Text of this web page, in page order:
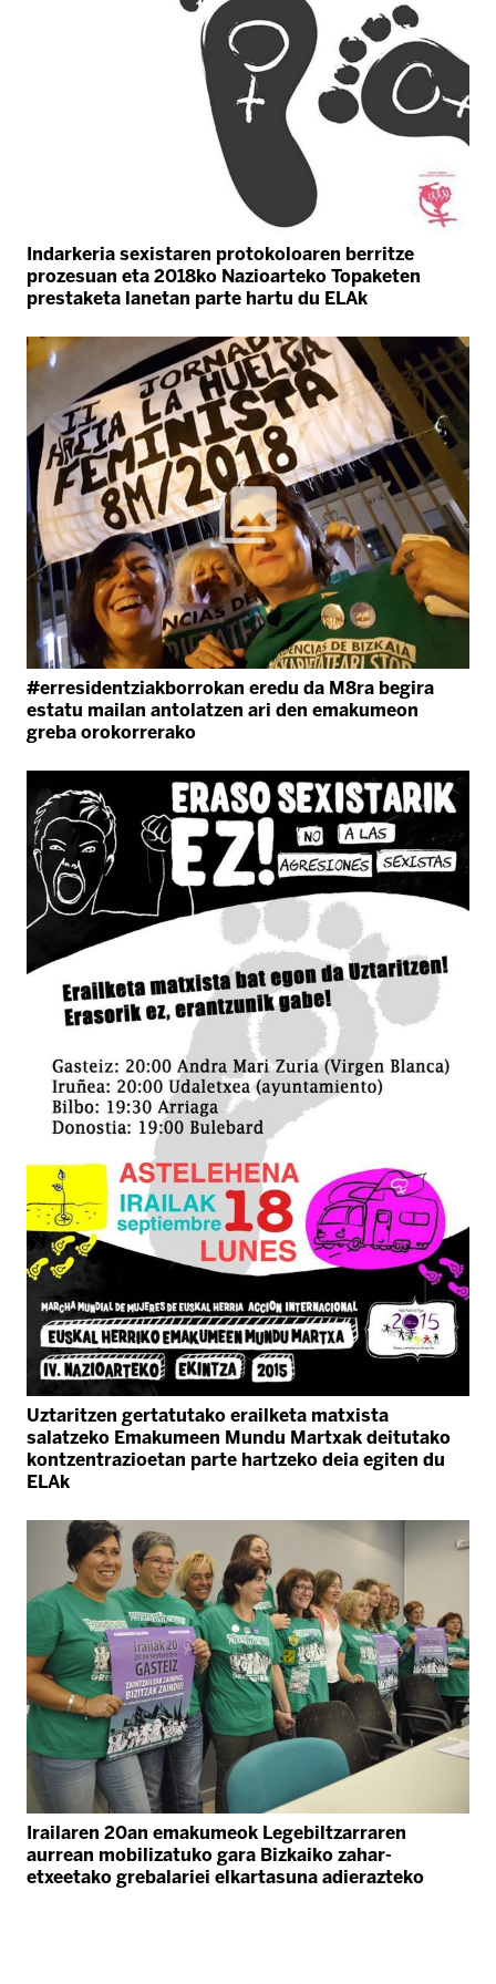
Indarkeria sexistaren protokoloaren berritze
prozesuan eta 2018ko Nazioarteko Topaketen
prestaketa lanetan parte hartu du ELAk
#erresidentziakborrokan eredu da M8ra begira
estatu mailan antolatzen ari den emakumeon
greba orokorrerako
Uztaritzen gertatutako erailketa matxista
salatzeko Emakumeen Mundu Martxak deitutako
kontzentrazioetan parte hartzeko deia egiten du
ELAk
Irailaren 20an emakumeok Legebiltzarraren
aurrean mobilizatuko gara Bizkaiko zahar-
etxeetako grebalariei elkartasuna adierazteko